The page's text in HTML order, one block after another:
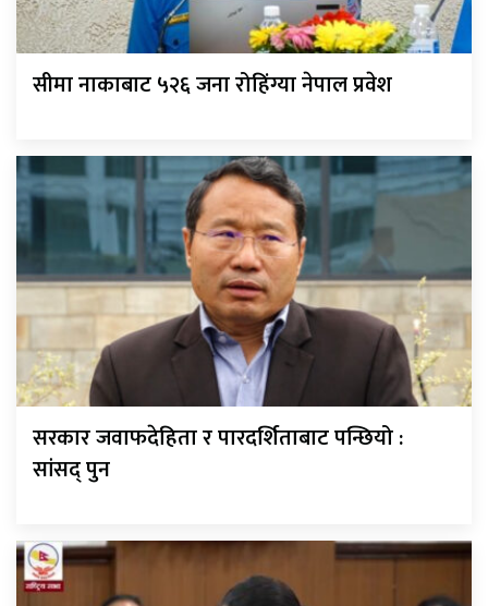
सीमा नाकाबाट ५२६ जना रोहिंग्या नेपाल प्रवेश
सरकार जवाफदेहिता र पारदर्शिताबाट पन्छियो :
सांसद् पुन